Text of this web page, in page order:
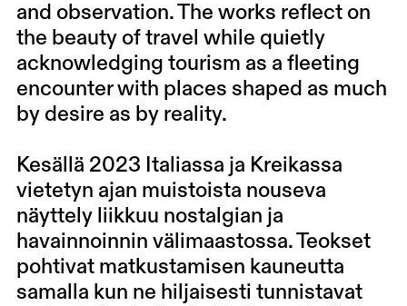
and observation. The works reflect on
the beauty of travel while quietly
acknowledging tourism as a fleeting
encounter with places shaped as much
by desire as by reality.
Kesällä 2023 Italiassa ja Kreikassa
vietetyn ajan muistoista nouseva
näyttely liikkuu nostalgian ja
havainnoinnin välimaastossa. Teokset
pohtivat matkustamisen kauneutta
samalla kun ne hiljaisesti tunnistavat